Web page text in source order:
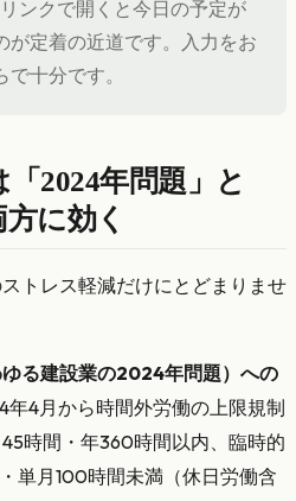
ンクで開くと今日の予定が
が定着の近道です。入力をお
十分です。
2024年問題」と
方に効く
トレス軽減だけにとどまりませ
る建設業の2024年問題）への
4月から時間外労働の上限規制
時間・年360時間以内、臨時的
単月100時間未満（休日労働含